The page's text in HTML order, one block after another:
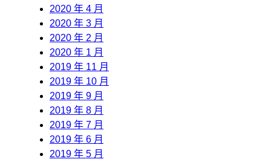
2020 年 4 月
2020 年 3 月
2020 年 2 月
2020 年 1 月
2019 年 11 月
2019 年 10 月
2019 年 9 月
2019 年 8 月
2019 年 7 月
2019 年 6 月
2019 年 5 月